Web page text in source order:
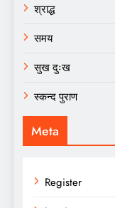
श्राद्ध
समय
सुख दुःख
स्कन्द पुराण
Meta
Register